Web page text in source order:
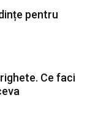
pentru
Ce faci